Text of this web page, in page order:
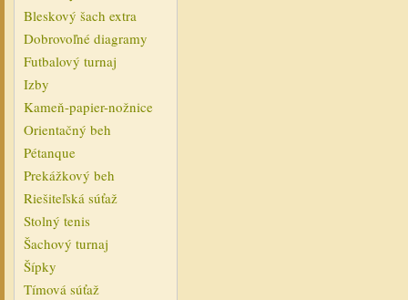
Bleskový šach extra
Dobrovoľné diagramy
Futbalový turnaj
Izby
Kameň-papier-nožnice
Orientačný beh
Pétanque
Prekážkový beh
Riešiteľská súťaž
Stolný tenis
Šachový turnaj
Šípky
Tímová súťaž